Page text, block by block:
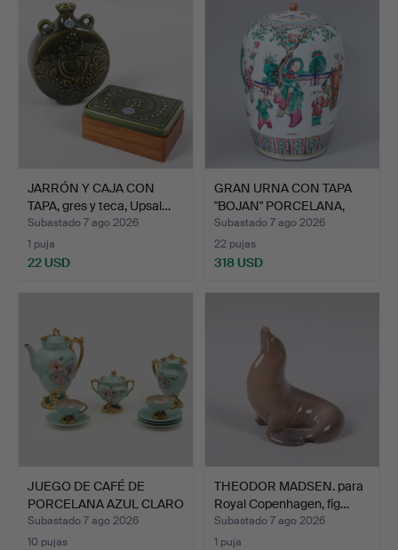
JARRÓN Y CAJA CON
TAPA, gres y teca, Upsal…
Subastado 7 ago 2026
1 puja
22 USD
GRAN URNA CON TAPA
"BOJAN" PORCELANA,
CHIN…
Subastado 7 ago 2026
22 pujas
318 USD
JUEGO DE CAFÉ DE
PORCELANA AZUL CLARO
CON …
Subastado 7 ago 2026
10 pujas
THEODOR MADSEN. para
Royal Copenhagen, fig…
Subastado 7 ago 2026
1 puja